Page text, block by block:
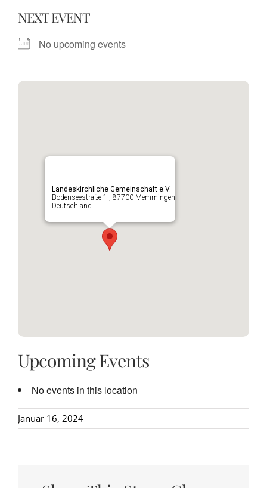
NEXT EVENT
No upcoming events
Landeskirchliche Gemeinschaft e.V.
Bodenseestraße 1 , 87700 Memmingen
Deutschland
Upcoming Events
No events in this location
Januar 16, 2024